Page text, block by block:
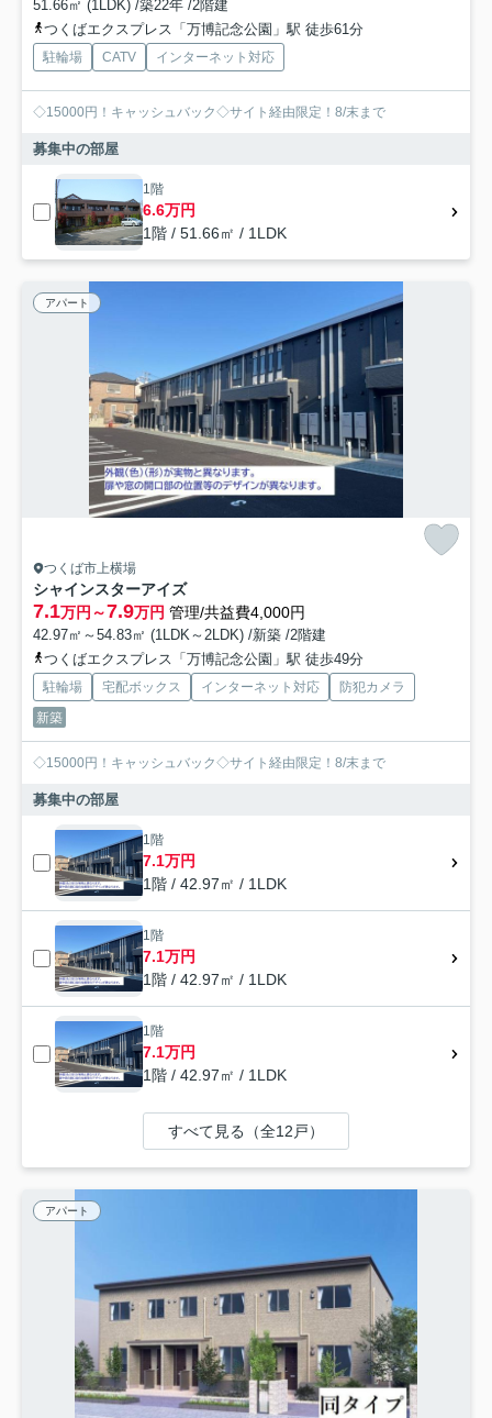
51.66㎡ (1LDK) /築22年 /2階建
つくばエクスプレス「万博記念公園」駅 徒歩61分
駐輪場 CATV インターネット対応
◇15000円！キャッシュバック◇サイト経由限定！8/末まで
募集中の部屋
1階
6.6万円
1階 / 51.66㎡ / 1LDK
アパート
つくば市上横場
シャインスターアイズ
7.1万円～7.9万円 管理/共益費4,000円
42.97㎡～54.83㎡ (1LDK～2LDK) /新築 /2階建
つくばエクスプレス「万博記念公園」駅 徒歩49分
駐輪場 宅配ボックス インターネット対応
防犯カメラ
新築
◇15000円！キャッシュバック◇サイト経由限定！8/末まで
募集中の部屋
1階
7.1万円
1階 / 42.97㎡ / 1LDK
1階
7.1万円
1階 / 42.97㎡ / 1LDK
1階
7.1万円
1階 / 42.97㎡ / 1LDK
すべて見る（全12戸）
アパート